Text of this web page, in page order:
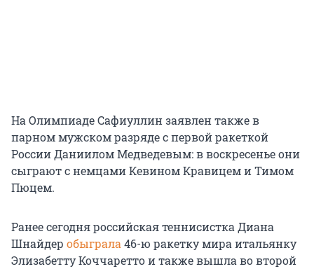
На Олимпиаде Сафиуллин заявлен также в
парном мужском разряде с первой ракеткой
России Даниилом Медведевым: в воскресенье они
сыграют с немцами Кевином Кравицем и Тимом
Пюцем.
Ранее сегодня российская теннисистка Диана
Шнайдер обыграла 46-ю ракетку мира итальянку
Элизабетту Коччаретто и также вышла во второй